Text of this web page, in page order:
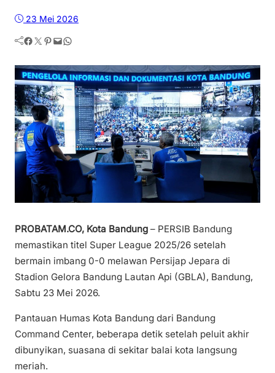
23 Mei 2026
Facebook Twitter Pinterest Mail WhatsApp
PROBATAM.CO, Kota Bandung – PERSIB Bandung
memastikan titel Super League 2025/26 setelah
bermain imbang 0-0 melawan Persijap Jepara di
Stadion Gelora Bandung Lautan Api (GBLA), Bandung,
Sabtu 23 Mei 2026.
Pantauan Humas Kota Bandung dari Bandung
Command Center, beberapa detik setelah peluit akhir
dibunyikan, suasana di sekitar balai kota langsung
meriah.